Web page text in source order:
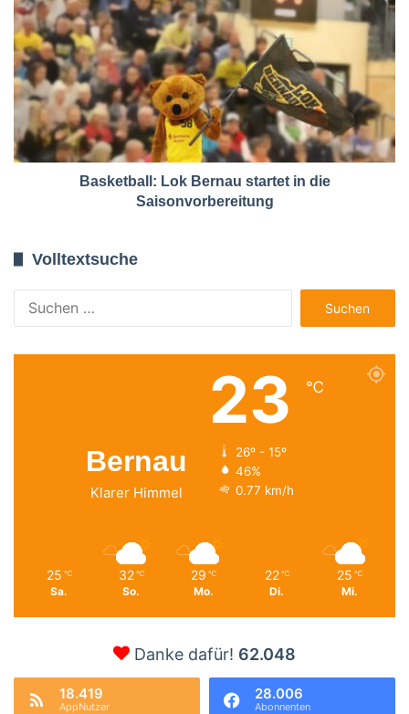
Basketball: Lok Bernau startet in die
Saisonvorbereitung
Volltextsuche
nach:
Bernau
Klarer Himmel
23 ℃
26º - 15º
46%
0.77 km/h
25 ℃
Sa.
32 ℃
So.
29 ℃
Mo.
22 ℃
Di.
25 ℃
Mi.
Danke dafür! 62.048
18.419
AppNutzer
28.006
Abonnenten